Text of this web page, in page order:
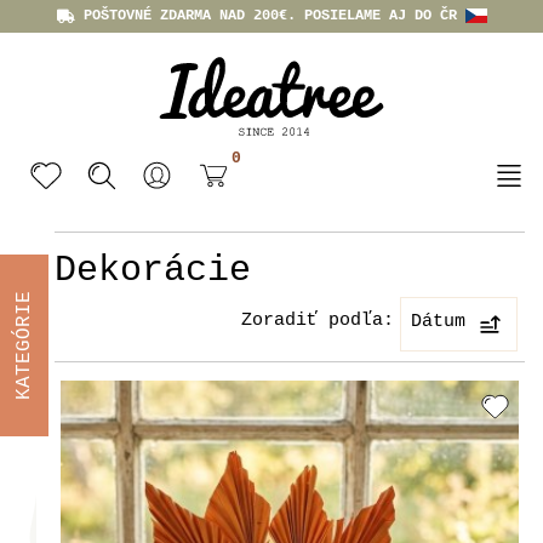
POŠTOVNÉ ZDARMA NAD 200€. POSIELAME AJ DO ČR
0
Dekorácie
Zoradiť podľa: Dátum
KATEGÓRIE